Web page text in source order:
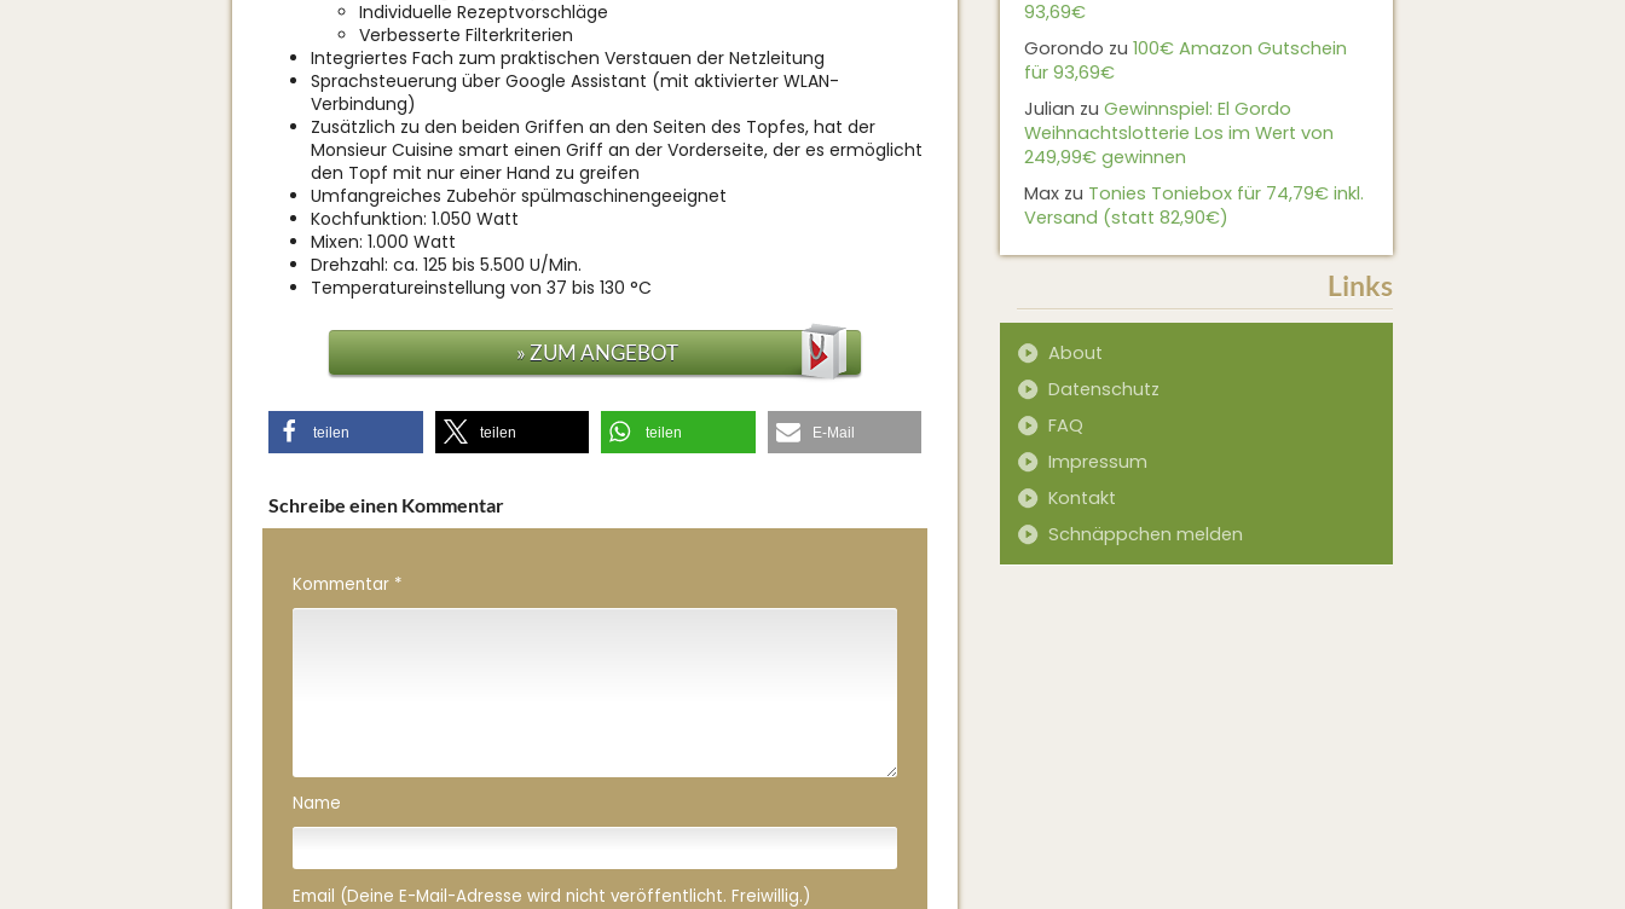
Individuelle Rezeptvorschläge
Verbesserte Filterkriterien
Integriertes Fach zum praktischen Verstauen der Netzleitung
Sprachsteuerung über Google Assistant (mit aktivierter WLAN-
Verbindung)
Zusätzlich zu den beiden Griffen an den Seiten des Topfes, hat der
Monsieur Cuisine smart einen Griff an der Vorderseite, der es ermöglicht
den Topf mit nur einer Hand zu greifen
Umfangreiches Zubehör spülmaschinengeeignet
Kochfunktion: 1.050 Watt
Mixen: 1.000 Watt
Drehzahl: ca. 125 bis 5.500 U/Min.
Temperatureinstellung von 37 bis 130 °C
» ZUM ANGEBOT
teilen teilen teilen E-Mail
Schreibe einen Kommentar
Kommentar *
Name
Email (Deine E-Mail-Adresse wird nicht veröffentlicht. Freiwillig.)
93,69€
Gorondo zu 100€ Amazon Gutschein
für 93,69€
Julian zu Gewinnspiel: El Gordo
Weihnachtslotterie Los im Wert von
249,99€ gewinnen
Max zu Tonies Toniebox für 74,79€ inkl.
Versand (statt 82,90€)
Links
About
Datenschutz
FAQ
Impressum
Kontakt
Schnäppchen melden